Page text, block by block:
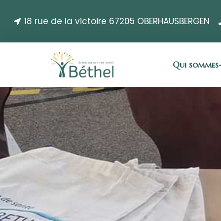
18 rue de la victoire 67205 OBERHAUSBERGEN
Qui